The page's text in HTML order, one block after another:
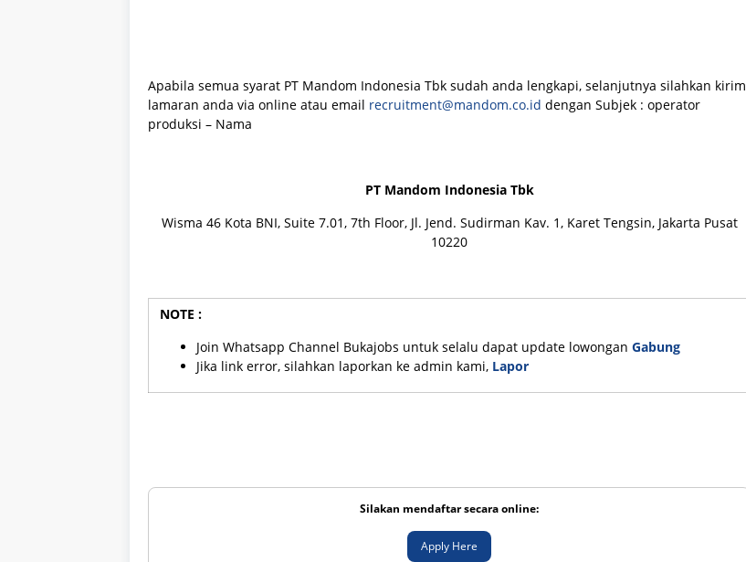
Apabila semua syarat PT Mandom Indonesia Tbk sudah anda lengkapi, selanjutnya silahkan kirim
lamaran anda via online atau email recruitment@mandom.co.id dengan Subjek : operator
produksi – Nama
PT Mandom Indonesia Tbk
Wisma 46 Kota BNI, Suite 7.01, 7th Floor, Jl. Jend. Sudirman Kav. 1, Karet Tengsin, Jakarta Pusat
10220
NOTE :
Join Whatsapp Channel Bukajobs untuk selalu dapat update lowongan Gabung
Jika link error, silahkan laporkan ke admin kami, Lapor
Silakan mendaftar secara online:
Apply Here